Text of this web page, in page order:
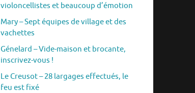
violoncellistes et beaucoup d’émotion
Mary – Sept équipes de village et des
vachettes
Génelard – Vide-maison et brocante,
inscrivez-vous !
Le Creusot – 28 largages effectués, le
feu est fixé